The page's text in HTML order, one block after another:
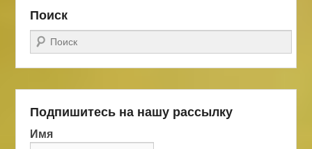
Поиск
Поиск
Подпишитесь на нашу рассылку
Имя